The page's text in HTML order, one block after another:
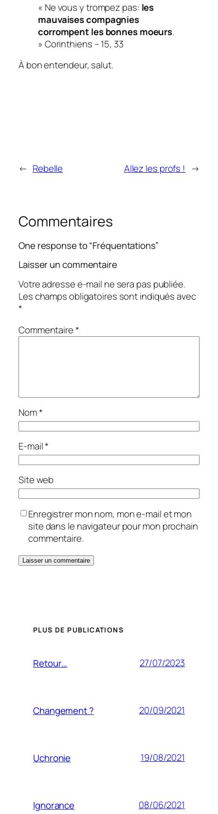
« Ne vous y trompez pas: les
mauvaises compagnies
corrompent les bonnes moeurs.
» Corinthiens – 15, 33
À bon entendeur, salut.
← Rebelle Allez les profs ! →
Commentaires
One response to “Fréquentations”
Laisser un commentaire
Votre adresse e-mail ne sera pas publiée.
Les champs obligatoires sont indiqués avec
*
Commentaire*
Nom*
E-mail*
Site web
Enregistrer mon nom, mon e-mail et mon
site dans le navigateur pour mon prochain
commentaire.
PLUS DE PUBLICATIONS
Retour… 27/07/2023
Changement ? 20/09/2021
Uchronie 19/08/2021
Ignorance 08/06/2021